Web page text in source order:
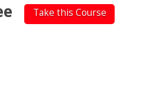
Take this Course